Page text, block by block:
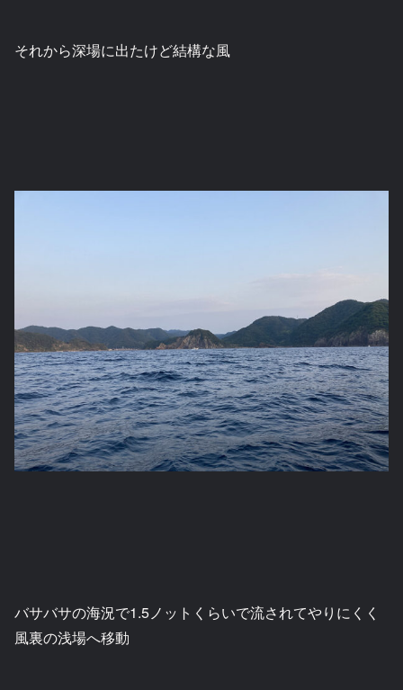
それから深場に出たけど結構な風
バサバサの海況で1.5ノットくらいで流されてやりにくく
風裏の浅場へ移動